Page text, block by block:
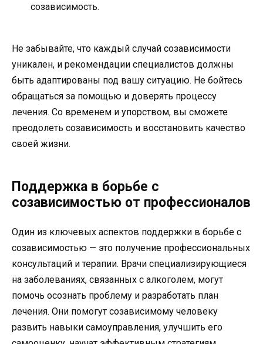
созависимость.
Не забывайте, что каждый случай созависимости
уникален, и рекомендации специалистов должны
быть адаптированы под вашу ситуацию. Не бойтесь
обращаться за помощью и доверять процессу
лечения. Со временем и упорством, вы сможете
преодолеть созависимость и восстановить качество
своей жизни.
Поддержка в борьбе с
созависимостью от профессионалов
Один из ключевых аспектов поддержки в борьбе с
созависимостью — это получение профессиональных
консультаций и терапии. Врачи специализирующиеся
на заболеваниях, связанных с алкоголем, могут
помочь осознать проблему и разработать план
лечения. Они помогут созависимому человеку
развить навыки самоуправления, улучшить его